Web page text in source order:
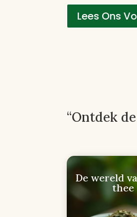
Lees Ons
“Ontdek
De wereld
thee